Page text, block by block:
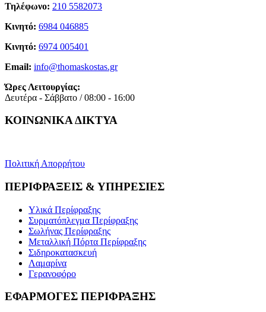
Τηλέφωνο: 210 5582073
Κινητό: 6984 046885
Κινητό: 6974 005401
Email: info@thomaskostas.gr
Ώρες Λειτουργίας:
Δευτέρα - Σάββατο / 08:00 - 16:00
ΚΟΙΝΩΝΙΚΑ ΔΙΚΤΥΑ
Πολιτική Απορρήτου
ΠΕΡΙΦΡΑΞΕΙΣ & ΥΠΗΡΕΣΙΕΣ
Υλικά Περίφραξης
Συρματόπλεγμα Περίφραξης
Σωλήνας Περίφραξης
Μεταλλική Πόρτα Περίφραξης
Σιδηροκατασκευή
Λαμαρίνα
Γερανοφόρο
ΕΦΑΡΜΟΓΕΣ ΠΕΡΙΦΡΑΞΗΣ